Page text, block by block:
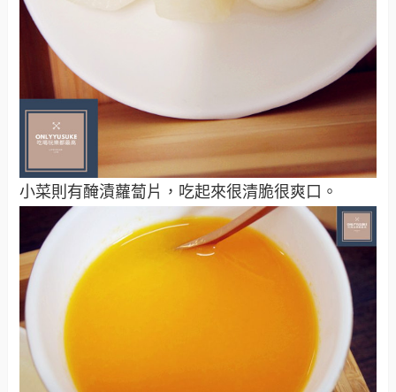
小菜則有醃漬蘿蔔片，吃起來很清脆很爽口。